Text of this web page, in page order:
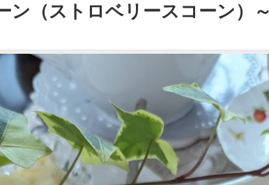
ン（ストロベリースコーン）